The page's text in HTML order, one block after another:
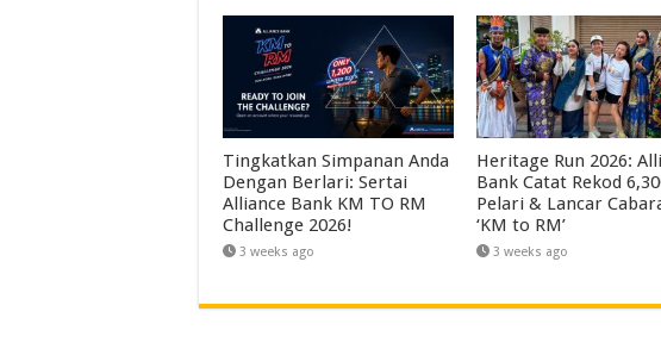
Tingkatkan Simpanan Anda
Dengan Berlari: Sertai
Alliance Bank KM TO RM
Challenge 2026!
3 weeks ago
Heritage Run 2026:
Bank Catat Rekod
Pelari & Lancar
‘KM to RM’
3 weeks ago